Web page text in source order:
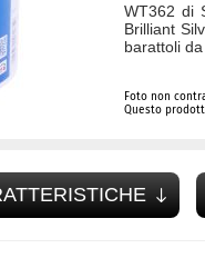
WT362 di
Brilliant
barattoli da
Foto non
Questo